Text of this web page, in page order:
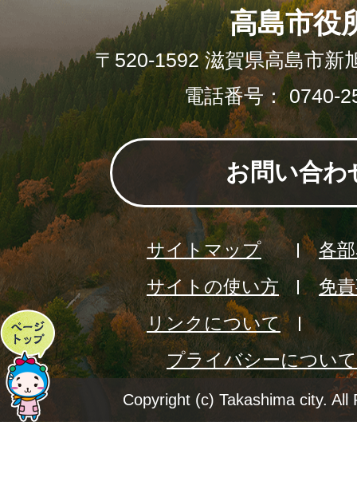
ペ
ー
ジ
高島市役
〒520-1592 滋賀県高島市新
電話番号： 0740-
お問い合わ
サイトマップ
各
サイトの使い方
免
リンクについて
プライバシーについて
Copyright (c) Takashima city. All